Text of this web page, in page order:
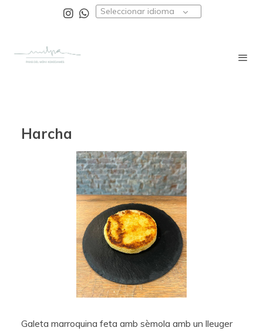
Seleccionar idioma
Harcha
Galeta marroquina feta amb sèmola amb un lleuger